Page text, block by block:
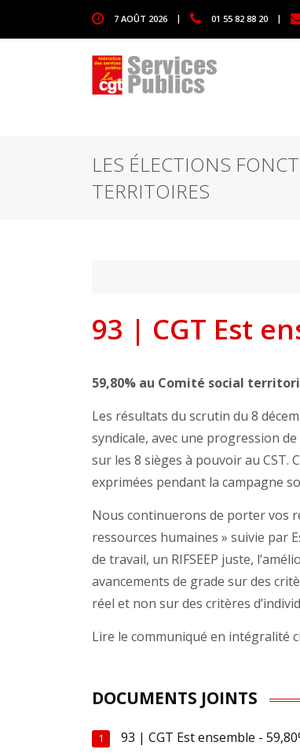
7 AOÛT 2026 | 01 55 82 88 20 |
LES ÉLECTIONS
TERRITOIRES
93 | CGT Est
59,80% au Comité social
Les résultats du scrutin du 8
syndicale, avec une progression
sur les 8 sièges à pouvoir au
exprimées pendant la campagne
Nous continuerons de porter vos
ressources humaines » suivie par
de travail, un RIFSEEP juste,
avancements de grade sur des
réel et non sur des critères
Lire le communiqué en intégralité
DOCUMENTS JOINTS
1 93 | CGT Est ensemble -